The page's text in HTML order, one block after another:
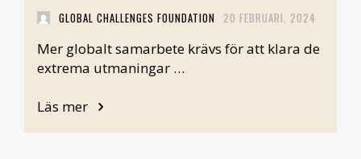
GLOBAL CHALLENGES FOUNDATION 20 FEBRUARI, 2024
Mer globalt samarbete krävs för att klara de
extrema utmaningar …
Läs mer